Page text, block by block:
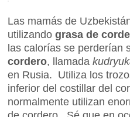
Las mamás de
utilizando grasa de
las calorías se perderían
cordero, llamada
en Rusia. Utiliza los
inferior del costillar del
normalmente utilizan